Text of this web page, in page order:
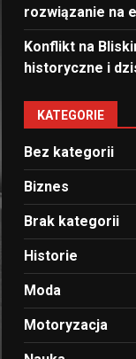
rozwiązanie na
Konflikt na
historyczne i
KATEGORIE
Bez kategorii
Biznes
Brak kategorii
Historie
Moda
Motoryzacja